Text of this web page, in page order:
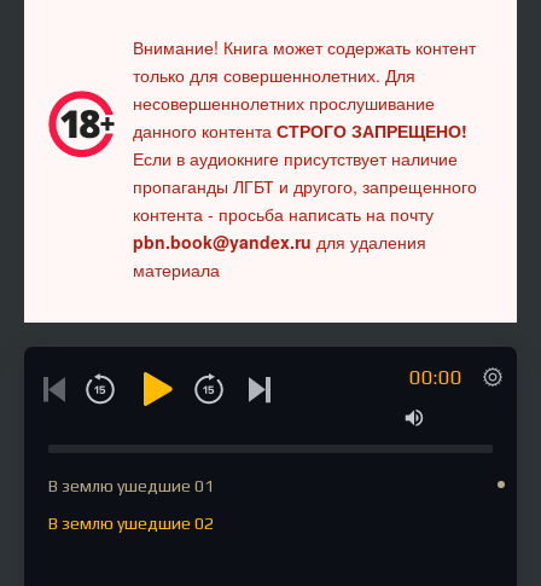
Внимание! Книга может содержать контент
только для совершеннолетних. Для
несовершеннолетних прослушивание
данного контента СТРОГО ЗАПРЕЩЕНО!
Если в аудиокниге присутствует наличие
пропаганды ЛГБТ и другого, запрещенного
контента - просьба написать на почту
pbn.book@yandex.ru для удаления
материала
00:00
В землю ушедшие 01
В землю ушедшие 02